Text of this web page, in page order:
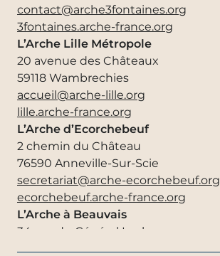
contact@arche3fontaines.org
3fontaines.arche-france.org
L’Arche Lille Métropole
20 avenue des Châteaux
59118 Wambrechies
accueil@arche-lille.org
lille.arche-france.org
L’Arche d’Ecorchebeuf
2 chemin du Château
76590 Anneville-Sur-Scie
secretariat@arche-ecorchebeuf.org
ecorchebeuf.arche-france.org
L’Arche à Beauvais
34 rue du Général Leclerc
60000 Beauvais